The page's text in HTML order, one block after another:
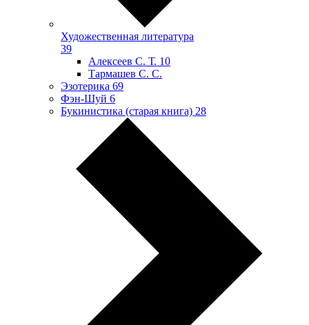
Художественная литература
39
Алексеев С. Т. 10
Тармашев С. С.
Эзотерика 69
Фэн-Шуй 6
Букинистика (старая книга) 28